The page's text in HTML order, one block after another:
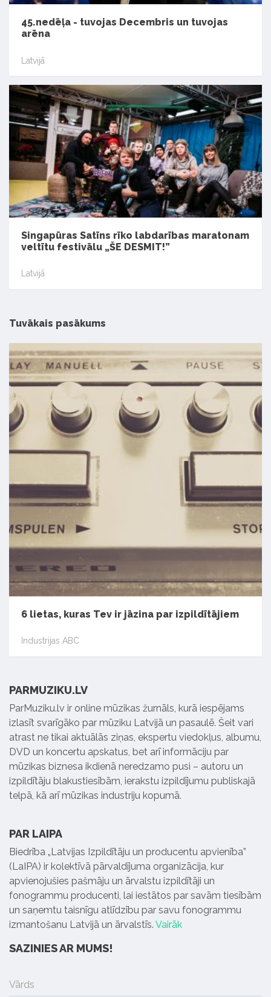
45.nedēļa - tuvojas Decembris un tuvojas
arēna
Latvijā
Singapūras Satīns rīko labdarības maratonam
veltītu festivālu „ŠE DESMIT!”
Latvijā
Tuvākais pasākums
6 lietas, kuras Tev ir jāzina par izpildītājiem
Industrijas ABC
PARMUZIKU.LV
ParMuziku.lv ir online mūzikas žurnāls, kurā iespējams
izlasīt svarīgāko par mūziku Latvijā un pasaulē. Šeit vari
atrast ne tikai aktuālās ziņas, ekspertu viedokļus, albumu,
DVD un koncertu apskatus, bet arī informāciju par
mūzikas biznesa ikdienā neredzamo pusi – autoru un
izpildītāju blakustiesībām, ierakstu izpildījumu publiskajā
telpā, kā arī mūzikas industriju kopumā.
PAR LAIPA
Biedrība „Latvijas Izpildītāju un producentu apvienība”
(LaIPA) ir kolektīvā pārvaldījuma organizācija, kur
apvienojušies pašmāju un ārvalstu izpildītāji un
fonogrammu producenti, lai iestātos par savām tiesībām
un saņemtu taisnīgu atlīdzību par savu fonogrammu
izmantošanu Latvijā un ārvalstīs. Vairāk
SAZINIES AR MUMS!
Vārds